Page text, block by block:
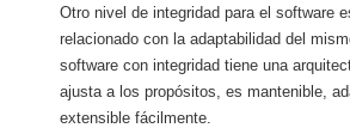
Otro nivel de integridad para el software
relacionado con la adaptabilidad del
software con integridad tiene una
ajusta a los propósitos, es mantenible,
extensible fácilmente.